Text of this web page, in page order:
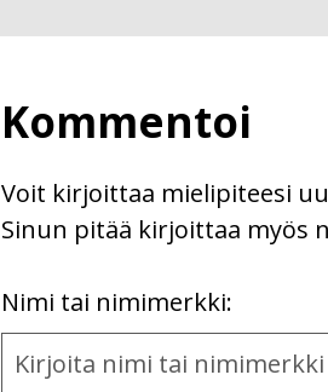
Kommentoi
Voit kirjoittaa mielipiteesi
Sinun pitää kirjoittaa myös
Nimi tai nimimerkki:First
Name
and